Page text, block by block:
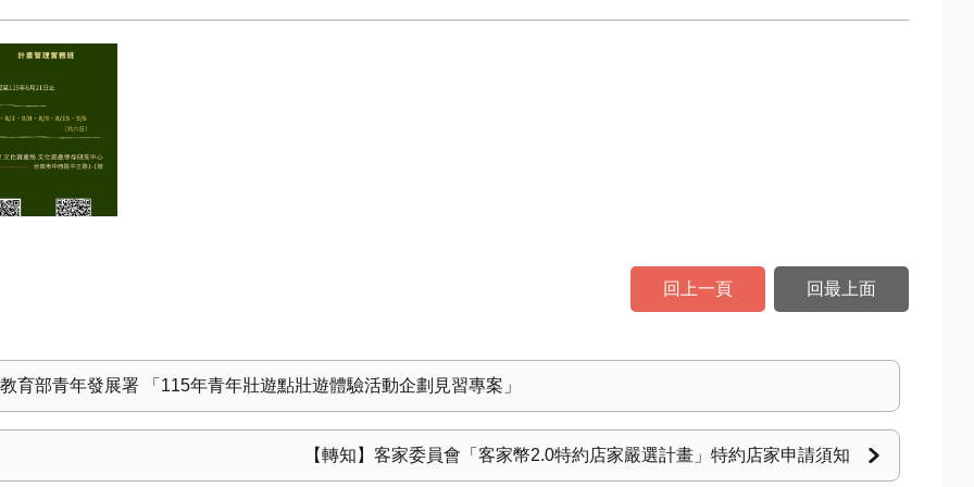
回上一頁 回最上面
育部青年發展署 「115年青年壯遊點壯遊體驗活動企劃見習專案」
【轉知】客家委員會「客家幣2.0特約店家嚴選計畫」特約店家申請須知